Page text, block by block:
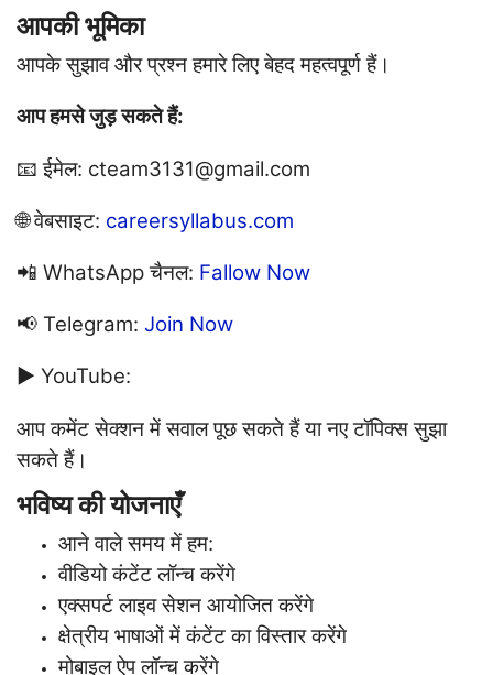
आपकी भूमिका
आपके सुझाव और प्रश्न हमारे लिए बेहद महत्वपूर्ण हैं।
आप हमसे जुड़ सकते हैं:
📧 ईमेल: cteam3131@gmail.com
🌐 वेबसाइट: careersyllabus.com
📲 WhatsApp चैनल: Fallow Now
📢 Telegram: Join Now
▶ YouTube:
आप कमेंट सेक्शन में सवाल पूछ सकते हैं या नए टॉपिक्स सुझा
सकते हैं।
भविष्य की योजनाएँ
आने वाले समय में हम:
वीडियो कंटेंट लॉन्च करेंगे
एक्सपर्ट लाइव सेशन आयोजित करेंगे
क्षेत्रीय भाषाओं में कंटेंट का विस्तार करेंगे
मोबाइल ऐप लॉन्च करेंगे